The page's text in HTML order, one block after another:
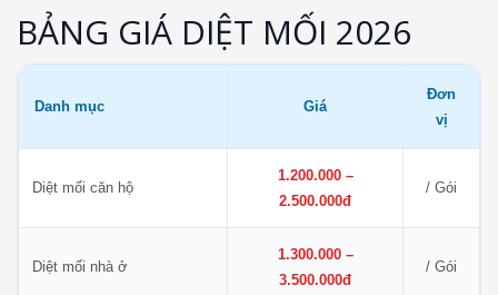
BẢNG GIÁ DIỆT MỐI 2026
Danh mục Giá
Đơn
vị
Diệt mối căn hộ
1.200.000 –
2.500.000đ
/ Gói
Diệt mối nhà ở
1.300.000 –
3.500.000đ
/ Gói